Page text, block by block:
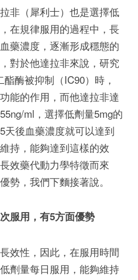
非（犀利士）也是選擇低
在規律服用的過程中，長
藥濃度，逐漸形成穩態的
對於他達拉非來說，研究
酶被抑制（IC90）時，
能的作用，而他達拉非達
ml，選擇低劑量5mg的
天後血藥濃度就可以達到
持，能夠達到這樣的效
效藥代動力學特徵而來
勢，我們下麵接著說。
服用，有5方面優勢
效性，因此，在服用時間
劑量每日服用，能夠維持